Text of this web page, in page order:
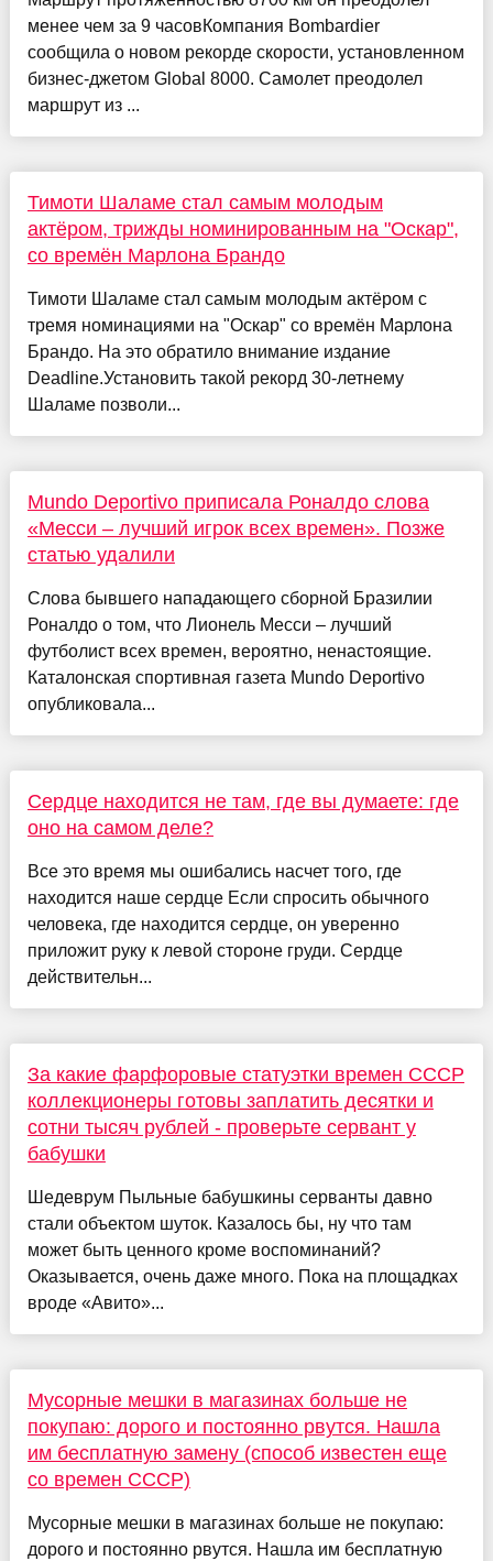
менее чем за 9 часовКомпания Bombardier
сообщила о новом рекорде скорости, установленном
бизнес-джетом Global 8000. Самолет преодолел
маршрут из ...
Тимоти Шаламе стал самым молодым
актёром, трижды номинированным на "Оскар",
со времён Марлона Брандо
Тимоти Шаламе стал самым молодым актёром с
тремя номинациями на "Оскар" со времён Марлона
Брандо. На это обратило внимание издание
Deadline.Установить такой рекорд 30-летнему
Шаламе позволи...
Mundo Deportivo приписала Роналдо слова
«Месси – лучший игрок всех времен». Позже
статью удалили
Слова бывшего нападающего сборной Бразилии
Роналдо о том, что Лионель Месси – лучший
футболист всех времен, вероятно, ненастоящие.
Каталонская спортивная газета Mundo Deportivo
опубликовала...
Сердце находится не там, где вы думаете: где
оно на самом деле?
Все это время мы ошибались насчет того, где
находится наше сердце Если спросить обычного
человека, где находится сердце, он уверенно
приложит руку к левой стороне груди. Сердце
действительн...
За какие фарфоровые статуэтки времен СССР
коллекционеры готовы заплатить десятки и
сотни тысяч рублей - проверьте сервант у
бабушки
Шедеврум Пыльные бабушкины серванты давно
стали объектом шуток. Казалось бы, ну что там
может быть ценного кроме воспоминаний?
Оказывается, очень даже много. Пока на площадках
вроде «Авито»...
Мусорные мешки в магазинах больше не
покупаю: дорого и постоянно рвутся. Нашла
им бесплатную замену (способ известен еще
со времен СССР)
Мусорные мешки в магазинах больше не покупаю:
дорого и постоянно рвутся. Нашла им бесплатную